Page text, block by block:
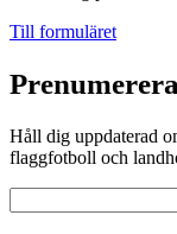
Till formuläret
Håll dig uppdaterad
flaggfotboll och